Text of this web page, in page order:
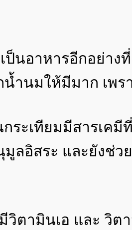
เป็นอาหารอีกอย่
น้ำนมให้มีมาก เพร
กระเทียมมีสารเค
ลอิสระ และยังช่
วิตามินเอ และ วิต